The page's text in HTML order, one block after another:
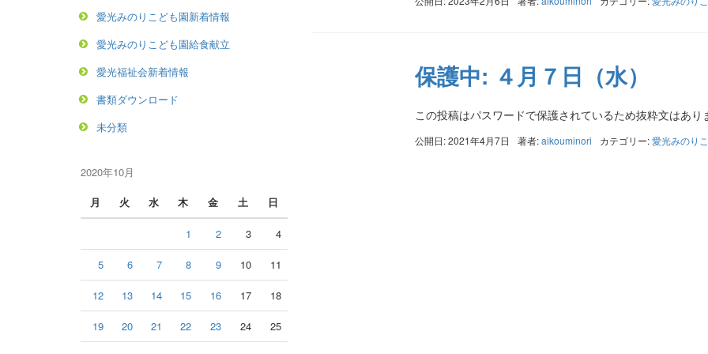
保護中: ４月７日（水）
この投稿はパスワードで保護されているため抜粋文はあり
公開日: 2021年4月7日 著者:aikouminori カテゴリー:愛光みのり
愛光みのりこども園新着情報
愛光みのりこども園給食献立
愛光福祉会新着情報
書類ダウンロード
未分類
2020年10月
月
火 水 木 金 土 日
1 2 3 4
5 6 7 8 9 10 11
12 13 14 15 16 17 18
19 20 21 22 23 24 25